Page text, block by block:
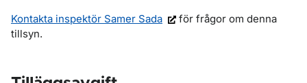
Kontakta inspektör Samer Sada
för frågor om denna
tillsyn.